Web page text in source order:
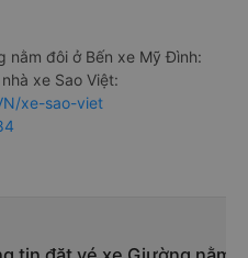
nằm đôi ở Bến xe Mỹ Đình:
xe Sao Việt:
xe-sao-viet